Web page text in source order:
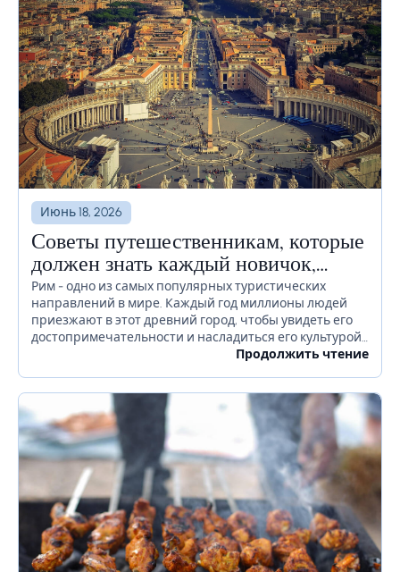
Июнь 18, 2026
Советы путешественникам, которые
должен знать каждый новичок,
прежде чем отправиться в Рим
Рим - одно из самых популярных туристических
направлений в мире. Каждый год миллионы людей
приезжают в этот древний город, чтобы увидеть его
достопримечательности и насладиться его культурой.
Если вы планируете посетить Рим в ближайшее
Продолжить чтение